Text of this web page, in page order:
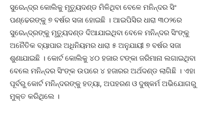
ସୁରେନ୍ଦ୍ର କୋଲିକୁ ମୃତ୍ୟୁଦଣ୍ଡ ମିଳିଥିବା ବେଳେ ମନିନ୍ଦର ସିଂ
ପଣ୍ଢେରଙ୍କୁ ୭ ବର୍ଷର ସଜା ହୋଇଛି । ଆଇପିସିର ଧାରା ୩୦୨ରେ
ସୁରେନ୍ଦ୍ରଙ୍କୁ ମୃତ୍ୟୁଦଣ୍ଡ ଦିଆଯାଇଥିବା ବେଳେ ମନିନ୍ଦର ସିଂଙ୍କୁ
ଅନୈତିକ ବ୍ୟାପାର ଅଧିନିୟମର ଧାରା ୫ ଅନୁଯାୟୀ ୭ ବର୍ଷର ସଜା
ଶୁଣାଯାଇଛି । କୋର୍ଟ କୋଲିକୁ ୪୦ ହଜାର ଟଙ୍କା ଜରିମାନା ଲଗାଇଥିବା
ବେଲେ ମନିନ୍ଦର ସିଂଙ୍କ ଉପରେ ୪ ହଜାରର ଅର୍ଥଦଣ୍ଡ ଲାଗିଛି । ଏହା
ପୂର୍ବରୁ କୋର୍ଟ ମନିନ୍ଦରଙ୍କୁ ହତ୍ୟା, ଅପହରଣ ଓ ଦୁଷ୍କର୍ମ ଅଭିଯୋଗରୁ
ମୁକ୍ତ କରିଥିଲେ ।